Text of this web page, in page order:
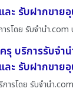
ละ รับฝากขาย
รโดย รับจํานํา.com
รุ บริการรับจ
ละ รับฝากขาย
ารโดย รับจํานํา